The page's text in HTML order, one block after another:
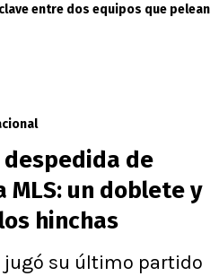
entre dos equipos que pelean
de
MLS: un doblete y
hinchas
jugó su último partido